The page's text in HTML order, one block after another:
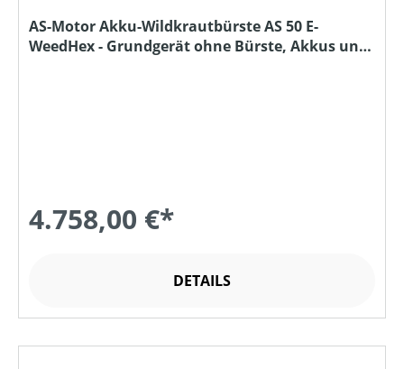
AS-Motor Akku-Wildkrautbürste AS 50 E-
WeedHex - Grundgerät ohne Bürste, Akkus und
4.758,00 €*
DETAILS